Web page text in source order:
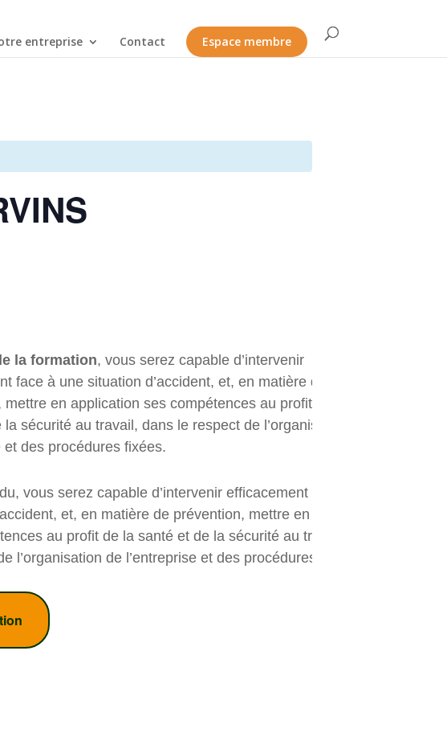
entreprise Contact Espace membre
la formation, vous serez capable d’intervenir
face à une situation d’accident, et, en matière de
mettre en application ses compétences au profit de la
sécurité au travail, dans le respect de l’organisation de
et des procédures fixées.
vous serez capable d’intervenir efficacement face à une
et, en matière de prévention, mettre en application
au profit de la santé et de la sécurité au travail, dans
l’organisation de l’entreprise et des procédures fixées.